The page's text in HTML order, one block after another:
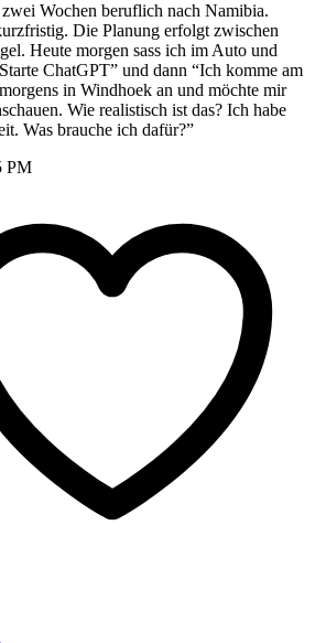
Wochen beruflich nach Namibia.
Die Planung erfolgt zwischen
Heute morgen sass ich im Auto und
ChatGPT” und dann “Ich komme am
in Windhoek an und möchte mir
Wie realistisch ist das? Ich habe
Was brauche ich dafür?”
PM